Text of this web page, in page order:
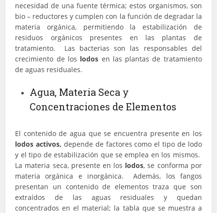
necesidad de una fuente térmica; estos organismos, son
bio – reductores y cumplen con la función de degradar la
materia orgánica, permitiendo la estabilización de
residuos orgánicos presentes en las plantas de
tratamiento. Las bacterias son las responsables del
crecimiento de los lodos en las plantas de tratamiento
de aguas residuales.
Agua, Materia Seca y
Concentraciones de Elementos
El contenido de agua que se encuentra presente en los
lodos activos, depende de factores como el tipo de lodo
y el tipo de estabilización que se emplea en los mismos.
La materia seca, presente en los lodos, se conforma por
materia orgánica e inorgánica. Además, los fangos
presentan un contenido de elementos traza que son
extraídos de las aguas residuales y quedan
concentrados en el material; la tabla que se muestra a